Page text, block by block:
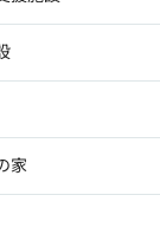
家